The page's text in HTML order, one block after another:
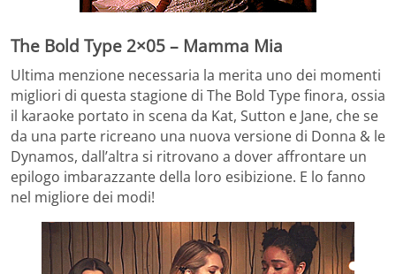
The Bold Type 2×05 – Mamma Mia
Ultima menzione necessaria la merita uno dei momenti
migliori di questa stagione di The Bold Type finora, ossia
il karaoke portato in scena da Kat, Sutton e Jane, che se
da una parte ricreano una nuova versione di Donna & le
Dynamos, dall’altra si ritrovano a dover affrontare un
epilogo imbarazzante della loro esibizione. E lo fanno
nel migliore dei modi!